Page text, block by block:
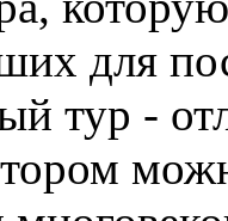
для
тур -